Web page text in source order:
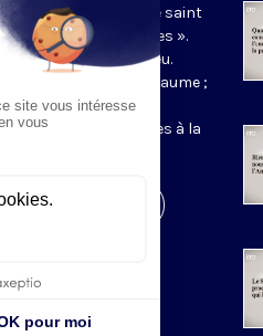
entrer dans ce que saint
des Écritures ».
avec la Parole de Dieu.
lecture ; mardi, le psaume ;
lecture ; jeudi,
les quatre épisodes à la
de l'émission